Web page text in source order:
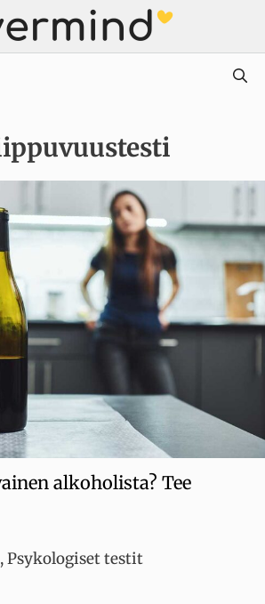
alkoholista? Tee
,Psykologiset testit